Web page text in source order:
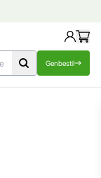
Genbestil